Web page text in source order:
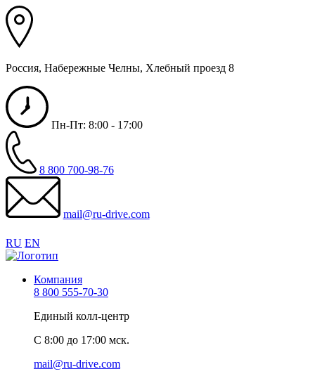
Россия, Набережные Челны, Хлебный проезд 8
Пн-Пт: 8:00 - 17:00
8 800 700-98-76
mail@ru-drive.com
RU EN
Компания
8 800 555-70-30
Единый колл-центр
C 8:00 до 17:00 мск.
mail@ru-drive.com